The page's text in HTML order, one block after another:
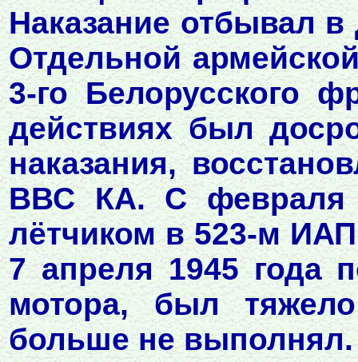
Наказание отбывал в
Отдельной
3-го Белорусского
действиях был
наказания,
ВВС КА. С февраля
лётчиком в 523-м
7 апреля 1945 года
мотора, был
больше не выполнял.